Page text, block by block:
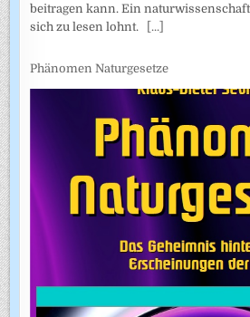
beitragen kann. Ein
sich zu lesen lohnt.
[...]
Phänomen Naturgesetze